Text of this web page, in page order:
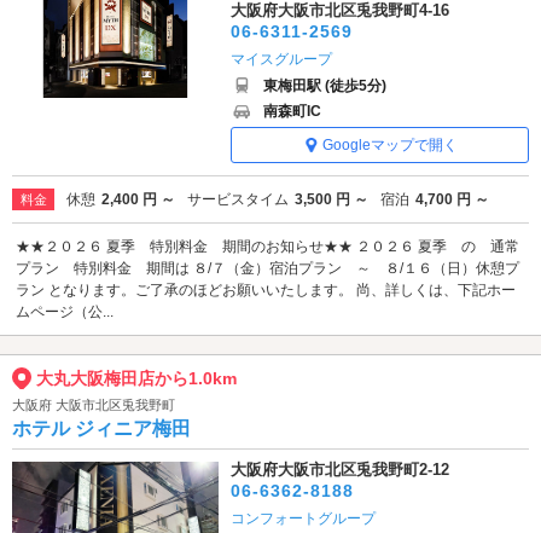
大阪府大阪市北区兎我野町4-16
06-6311-2569
マイスグループ
東梅田駅 (徒歩5分)
南森町IC
Googleマップで開く
料金 休憩 2,400 円 ～ サービスタイム 3,500 円 ～ 宿泊 4,700 円 ～
★★２０２６ 夏季 特別料金 期間のお知らせ★★ ２０２６ 夏季 の 通常
プラン 特別料金 期間は ８/７（金）宿泊プラン ～ ８/１６（日）休憩プ
ラン となります。ご了承のほどお願いいたします。 尚、詳しくは、下記ホー
ムページ（公...
大丸大阪梅田店から1.0km
大阪府 大阪市北区兎我野町
ホテル ジィニア梅田
大阪府大阪市北区兎我野町2-12
06-6362-8188
コンフォートグループ